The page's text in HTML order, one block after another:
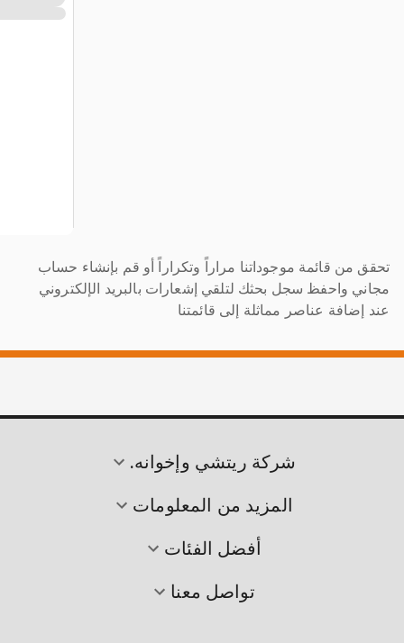
تحقق من قائمة موجوداتنا مراراً وتكراراً أو قم بإنشاء حساب
مجاني واحفظ سجل بحثك لتلقي إشعارات بالبريد الإلكتروني
عند إضافة عناصر مماثلة إلى قائمتنا
شركة ريتشي وإخوانه.
المزيد من المعلومات
أفضل الفئات
تواصل معنا